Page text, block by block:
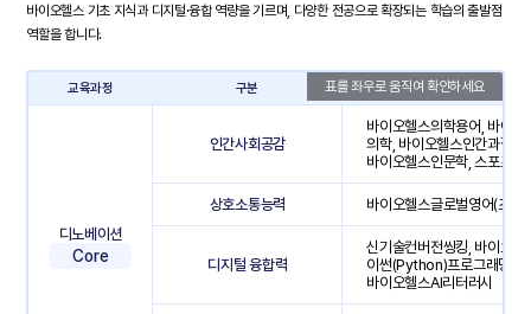
바이오헬스 기초 지식과 디지털·융합 역량을 기르며, 다양한 전공으로 확장되는 학습의 출발점
역할을 합니다.
교육과정 구분
디노베이션
Core
인간사회공감
바이오헬스의학용어, 바이
의학, 바이오헬스인간과질병,
바이오헬스인문학, 스포츠
상호소통능력 바이오헬스글로벌영어(초급)
디지털 융합력
신기술컨버전씽킹, 바이오
이썬(Python)프로그래밍,
바이오헬스AI리터러시